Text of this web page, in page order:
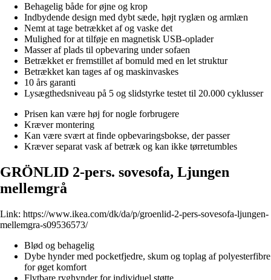
Behagelig både for øjne og krop
Indbydende design med dybt sæde, højt ryglæn og armlæn
Nemt at tage betrækket af og vaske det
Mulighed for at tilføje en magnetisk USB-oplader
Masser af plads til opbevaring under sofaen
Betrækket er fremstillet af bomuld med en let struktur
Betrækket kan tages af og maskinvaskes
10 års garanti
Lysægthedsniveau på 5 og slidstyrke testet til 20.000 cyklusser
Prisen kan være høj for nogle forbrugere
Kræver montering
Kan være svært at finde opbevaringsbokse, der passer
Kræver separat vask af betræk og kan ikke tørretumbles
GRÖNLID 2-pers. sovesofa, Ljungen
mellemgrå
Link: https://www.ikea.com/dk/da/p/groenlid-2-pers-sovesofa-ljungen-
mellemgra-s09536573/
Blød og behagelig
Dybe hynder med pocketfjedre, skum og toplag af polyesterfibre
for øget komfort
Flytbare ryghynder for individuel støtte